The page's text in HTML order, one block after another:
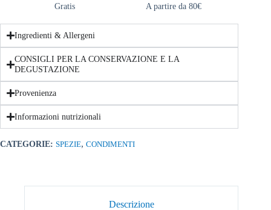
Gratis A partire da 80€
Ingredienti & Allergeni
CONSIGLI PER LA CONSERVAZIONE E LA
DEGUSTAZIONE
Provenienza
Informazioni nutrizionali
CATEGORIE: SPEZIE, CONDIMENTI
Descrizione